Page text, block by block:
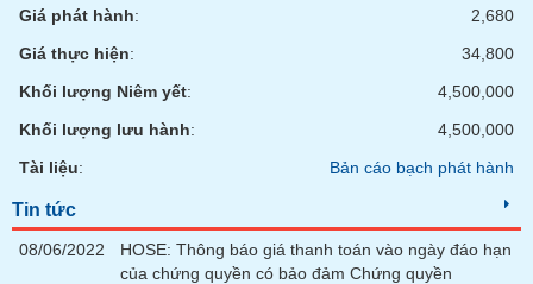
Giá phát hành:
2,680
Giá thực hiện:
34,800
Khối lượng Niêm yết:
4,500,000
Khối lượng lưu hành:
4,500,000
Tài liệu: Bản cáo bạch phát hành
Tin tức
08/06/2022
HOSE: Thông báo giá thanh toán vào ngày đáo hạn
của chứng quyền có bảo đảm Chứng quyền
Tin
tức
(-)
Bài
của
tác
giả